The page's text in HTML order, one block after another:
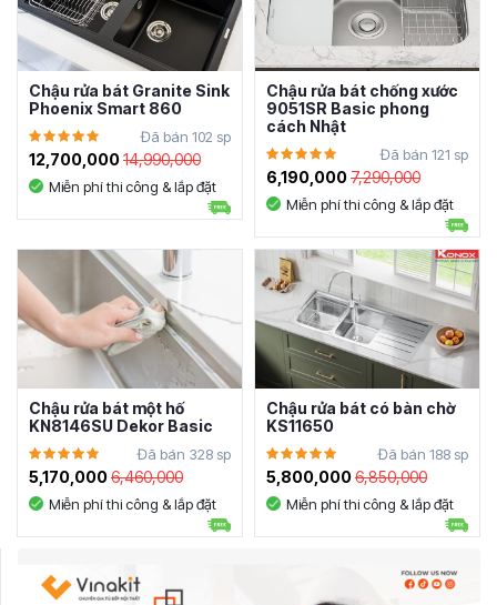
Chậu rửa bát Granite Sink
Phoenix Smart 860
Đã bán 102 sp
12,700,00014,990,000
Miễn phí thi công & lắp đặt
Chậu rửa bát chống xước
9051SR Basic phong
cách Nhật
Đã bán 121 sp
6,190,0007,290,000
Miễn phí thi công & lắp đặt
Chậu rửa bát một hố
KN8146SU Dekor Basic
Đã bán 328 sp
5,170,0006,460,000
Miễn phí thi công & lắp đặt
Chậu rửa bát có bàn chờ
KS11650
Đã bán 188 sp
5,800,0006,850,000
Miễn phí thi công & lắp đặt